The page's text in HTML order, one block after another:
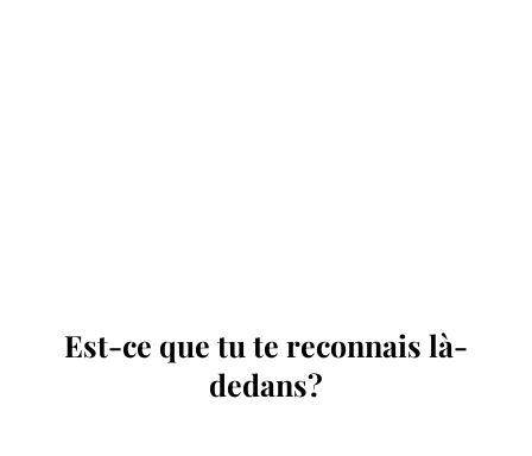
Est-ce que tu te reconnais là-
dedans?